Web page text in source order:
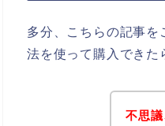
多分、こちらの記事
法を使って購入できた
不思